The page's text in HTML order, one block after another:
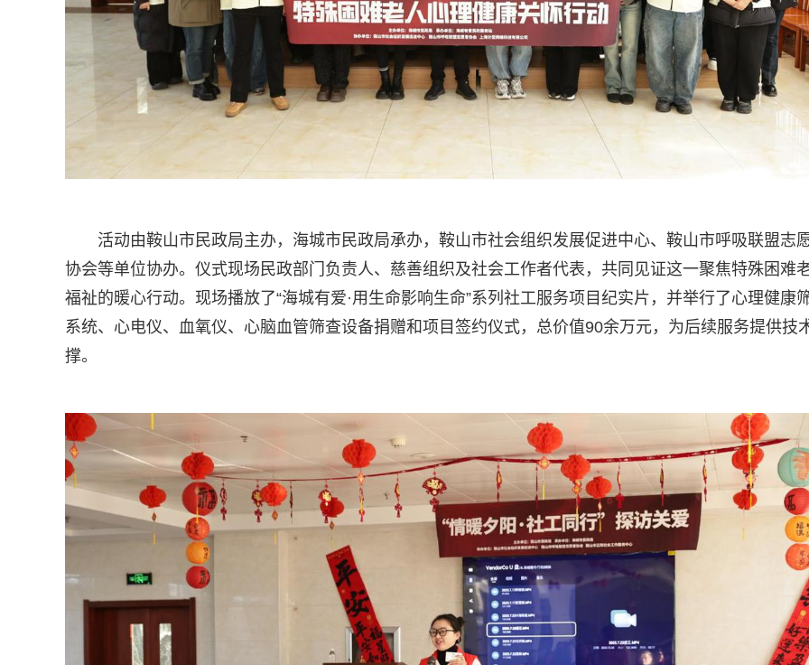
活动由鞍山市民政局主办，海城市民政局承办，鞍山市社会组织发展促进中心、鞍山市呼吸联盟志
协会等单位协办。仪式现场民政部门负责人、慈善组织及社会工作者代表，共同见证这一聚焦特殊困难
福祉的暖心行动。现场播放了“海城有爱·用生命影响生命”系列社工服务项目纪实片，并举行了心理健康
系统、心电仪、血氧仪、心脑血管筛查设备捐赠和项目签约仪式，总价值90余万元，为后续服务提供技
撑。